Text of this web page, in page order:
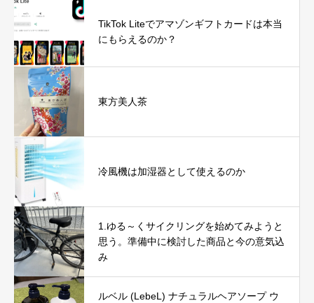
TikTok Liteでアマゾンギフトカードは本当
にもらえるのか？
東方美人茶
冷風機は加湿器として使えるのか
1.ゆる～くサイクリングを始めてみようと
思う。準備中に検討した商品と今の意気込
み
ルベル (LebeL) ナチュラルヘアソープ ウ